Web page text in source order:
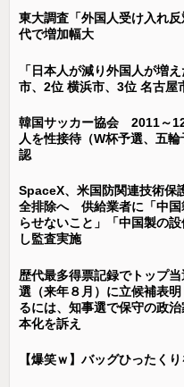
東大調査「外国人受け入れ
代で増加幅大
「日本人が減り外国人が増
市、2位 横浜市、3位 名古屋
韓国サッカー協会 2011～
人を性接待（W杯予選、五
認
SpaceX、米国防関連技術保
全排除へ 供給業者に「中国
らせないこと」「中国製の
し監査実施
歴代最多得票記録でトップ
選（来年８月）に立候補表
るには、知事選で保守の政
本化を訴え
【爆笑ｗ】バッグひったく